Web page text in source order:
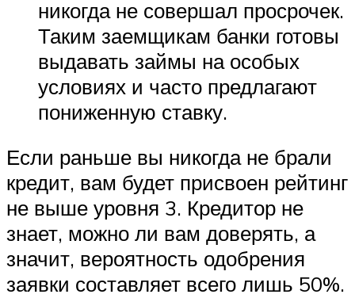
никогда не совершал просрочек.
Таким заемщикам банки готовы
выдавать займы на особых
условиях и часто предлагают
пониженную ставку.
Если раньше вы никогда не брали
кредит, вам будет присвоен рейтинг
не выше уровня 3. Кредитор не
знает, можно ли вам доверять, а
значит, вероятность одобрения
заявки составляет всего лишь 50%.